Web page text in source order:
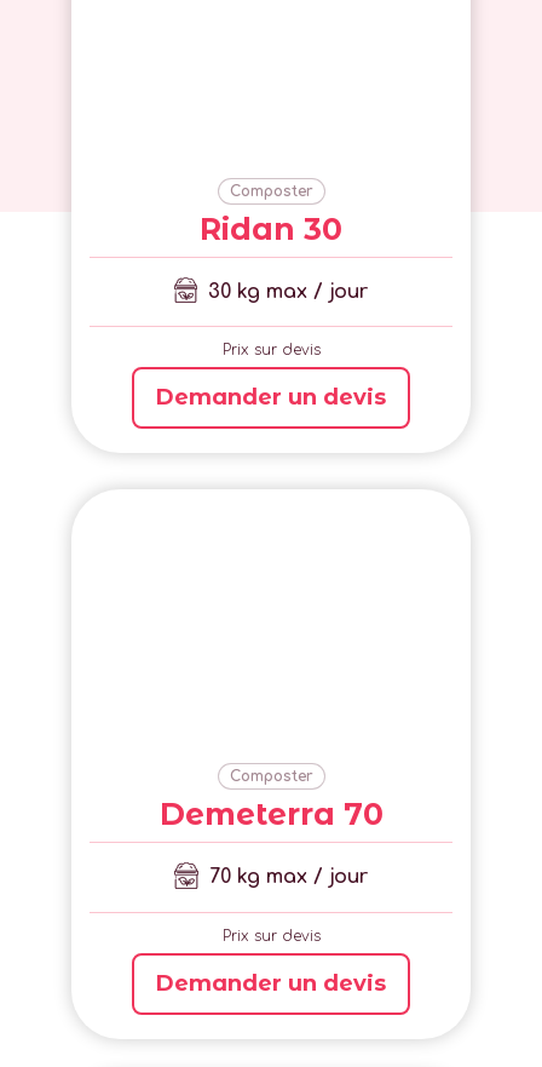
Composter
Ridan 30
30 kg max / jour
Prix sur devis
Demander un devis
Composter
Demeterra 70
70 kg max / jour
Prix sur devis
Demander un devis